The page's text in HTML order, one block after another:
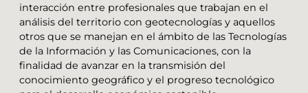
interacción entre profesionales que trabajan en el
análisis del territorio con geotecnologías y aquellos
otros que se manejan en el ámbito de las Tecnologías
de la Información y las Comunicaciones, con la
finalidad de avanzar en la transmisión del
conocimiento geográfico y el progreso tecnológico